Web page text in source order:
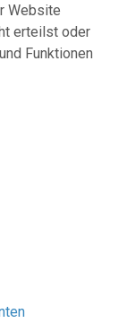
Website
erteilst oder
Funktionen